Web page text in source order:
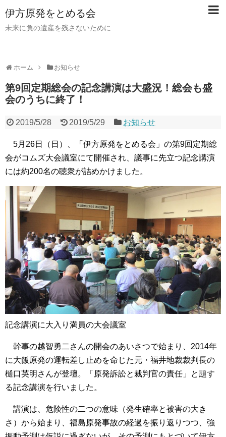
伊方原発をとめる会
未来に負の遺産を残さないために
ホーム お知らせ
第9回定期総会の記念講演は大盛況！総会も盛
会のうちに終了！
2019/5/28 2019/5/29 お知らせ
5月26日（日）、「伊方原発をとめる会」の第9回定期総
会がコムズ大会議室にて開催され、議事に先立つ記念講演
には約200名の聴衆が詰めかけました。
記念講演に大入り満員の大会議室
幹事の越智勇二さんの開会のあいさつで始まり、2014年
に大飯原発の運転差し止めを命じた元・福井地裁裁判長の
樋口英明さんが登壇。「原発訴訟と裁判官の責任」と題す
る記念講演を行いました。
講演は、危険性の二つの意味（発生確率と被害の大き
さ）から始まり、福島原発事故の経過を振り返りつつ、強